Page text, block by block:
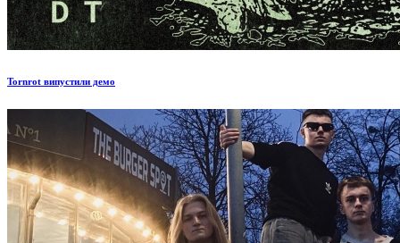
Tornrot випустили демо